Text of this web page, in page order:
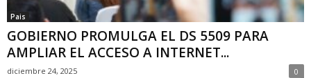
Pais
GOBIERNO PROMULGA EL DS 5509 PARA
AMPLIAR EL ACCESO A INTERNET...
diciembre 24, 2025 0